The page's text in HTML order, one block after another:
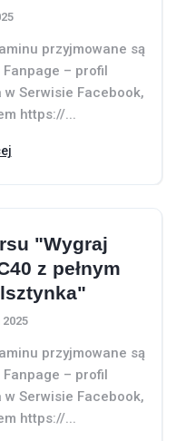
przyjmowane są
– profil
Serwisie Facebook,
https://...
"Wygraj
z pełnym
przyjmowane są
– profil
Serwisie Facebook,
https://...